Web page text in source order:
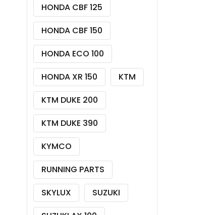
HONDA CBF 125
HONDA CBF 150
HONDA ECO 100
HONDA XR 150
KTM
KTM DUKE 200
KTM DUKE 390
KYMCO
RUNNING PARTS
SKYLUX
SUZUKI